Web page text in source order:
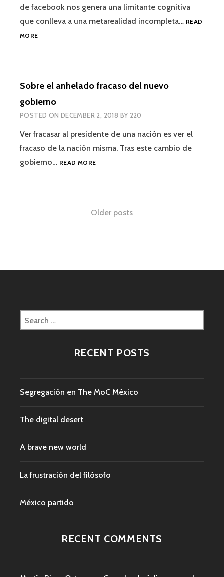
de facebook nos genera una limitante cognitiva
que conlleva a una metarealidad incompleta… READ
MOREREDES
DE
REALIDAD
Sobre el anhelado fracaso del nuevo
gobierno
POSTED ON DECEMBER 2, 2018 BY 220
Ver fracasar al presidente de una nación es ver el
fracaso de la nación misma. Tras este cambio de
gobierno… READ MORESOBRE
NUEVO
Older posts
Search
for:
RECENT POSTS
Segregación en The MoC México
The digital desert
A brave new world
La frustración del filósofo
México partido
RECENT COMMENTS